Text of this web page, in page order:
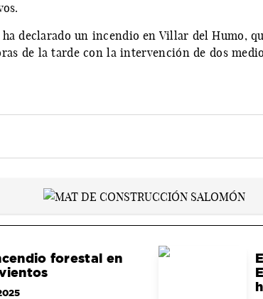
declarado un incendio en Villar del Humo,
de la tarde con la intervención de dos
forestal en